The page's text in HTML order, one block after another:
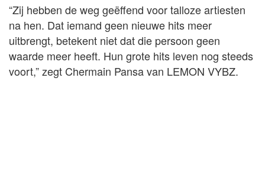
“Zij hebben de weg geëffend voor talloze artiesten
na hen. Dat iemand geen nieuwe hits meer
uitbrengt, betekent niet dat die persoon geen
waarde meer heeft. Hun grote hits leven nog steeds
voort,” zegt Chermain Pansa van LEMON VYBZ.